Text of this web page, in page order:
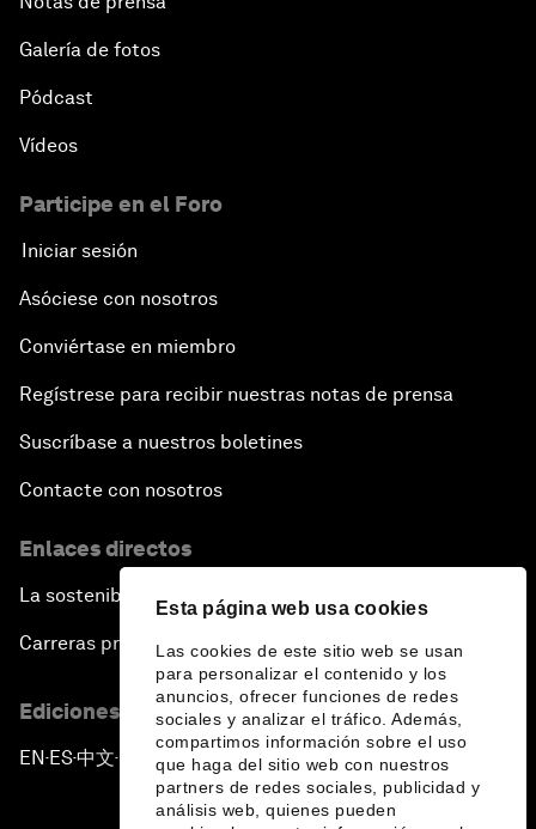
Esta página web usa cookies
Las cookies de este sitio web se usan
para personalizar el contenido y los
anuncios, ofrecer funciones de redes
sociales y analizar el tráfico. Además,
compartimos información sobre el uso
que haga del sitio web con nuestros
partners de redes sociales, publicidad y
análisis web, quienes pueden
Galería de fotos
Pódcast
Vídeos
Participe en el Foro
Iniciar sesión
Asóciese con nosotros
Conviértase en miembro
Regístrese para recibir nuestras notas de prensa
Suscríbase a nuestros boletines
Contacte con nosotros
Enlaces directos
La sostenibilidad en el Foro
Carreras profesionales
Ediciones en otros idiomas
EN ▪ ES▪中文▪ 日本語